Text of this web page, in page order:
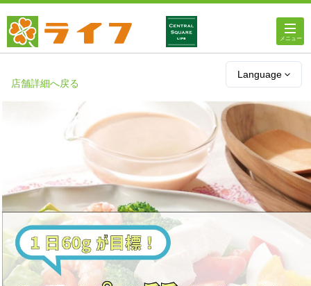
Language
店舗・チラシ情報
ライフの オンラインストア
ライフ ネットスーパー
企業情報
IR情報
店舗詳細へ戻る